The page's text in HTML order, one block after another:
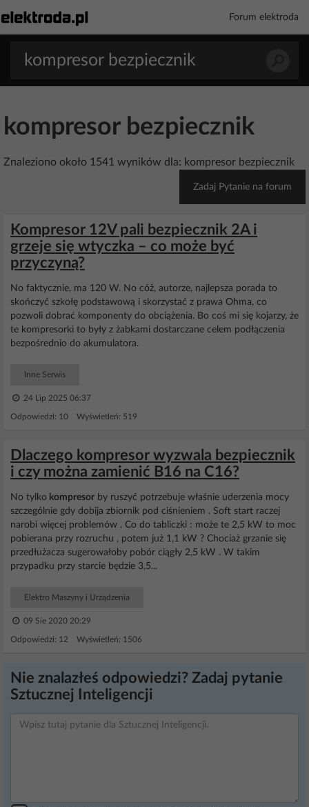
Forum elektroda
kompresor bezpiecznik
Znaleziono około 1541 wyników dla: kompresor bezpiecznik
Zadaj Pytanie na forum
Kompresor 12V pali bezpiecznik 2A i
grzeje się wtyczka – co może być
przyczyną?
No faktycznie, ma 120 W. No cóż, autorze, najlepsza porada to
skończyć szkołę podstawową i skorzystać z prawa Ohma, co
pozwoli dobrać komponenty do obciążenia. Bo coś mi się kojarzy, że
te kompresorki to były z żabkami dostarczane celem podłączenia
bezpośrednio do akumulatora.
Inne Serwis
24 Lip 2025 06:37
Odpowiedzi: 10 Wyświetleń: 519
Dlaczego kompresor wyzwala bezpiecznik
i czy można zamienić B16 na C16?
No tylko kompresor by ruszyć potrzebuje właśnie uderzenia mocy
szczególnie gdy dobija zbiornik pod ciśnieniem . Soft start raczej
narobi więcej problemów . Co do tabliczki : może te 2,5 kW to moc
pobierana przy rozruchu , potem już 1,1 kW ? Chociaż grzanie się
przedłużacza sugerowałoby pobór ciągły 2,5 kW . W takim
przypadku przy starcie będzie 3,5...
Elektro Maszyny i Urządzenia
09 Sie 2020 20:29
Odpowiedzi: 12 Wyświetleń: 1506
Nie znalazłeś odpowiedzi? Zadaj pytanie
Sztucznej Inteligencji